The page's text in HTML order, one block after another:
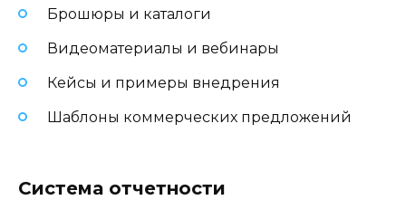
Брошюры и каталоги
Видеоматериалы и вебинары
Кейсы и примеры внедрения
Шаблоны коммерческих предложений
Система отчетности